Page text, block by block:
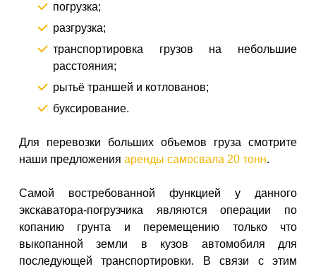
погрузка;
разгрузка;
транспортировка грузов на небольшие
расстояния;
рытьё траншей и котлованов;
буксирование.
Для перевозки больших объемов груза смотрите
наши предложения аренды самосвала 20 тонн.
Самой востребованной функцией у данного
экскаватора-погрузчика являются операции по
копанию грунта и перемещению только что
выкопанной земли в кузов автомобиля для
последующей транспортировки. В связи с этим